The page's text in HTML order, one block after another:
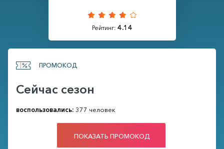
Рейтинг: 4.14
ПРОМОКОД
Сейчас сезон
воспользовались: 377 человек
ПОКАЗАТЬ ПРОМОКОД